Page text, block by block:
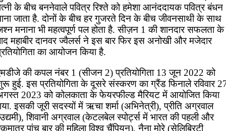
के बीच बननेवाले पवित्र रिश्ते को हमेशा आनंददायक पवित्र बंधन
जाता है. दोनों के बीच हर गुजरते दिन के बीच जीवनसाथी के साथ
मनाना भी महत्वपूर्ण पल होता है. सीज़न 1 की शानदार सफलता के
महाबीर दानवर ज्वैलर्स ने इस बार फिर इस अनोखी और मजेदार
का आयोजन किया है.
की कपल नंबर 1 (सीजन 2) प्रतियोगिता 13 जून 2022 को
हुई. इस प्रतियोगिता के दूसरे संस्करण का ग्रैंड फिनाले रविवार
2023 को कोलकाता के फेयरफील्ड मैरियट में आयोजित किया
इसकी जूरी सदस्यों में ऋचा शर्मा (अभिनेत्री), प्रीति अग्रवाल
शिवानी अग्रवाल (केटलबेल स्पोर्ट्स में भारत की पहली और
पांच बार की महिला विश्व चैंपियन), नैना मोरे (सेलिब्रिटी